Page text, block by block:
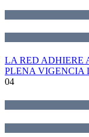
LA RED ADHIERE
PLENA VIGENCIA
04